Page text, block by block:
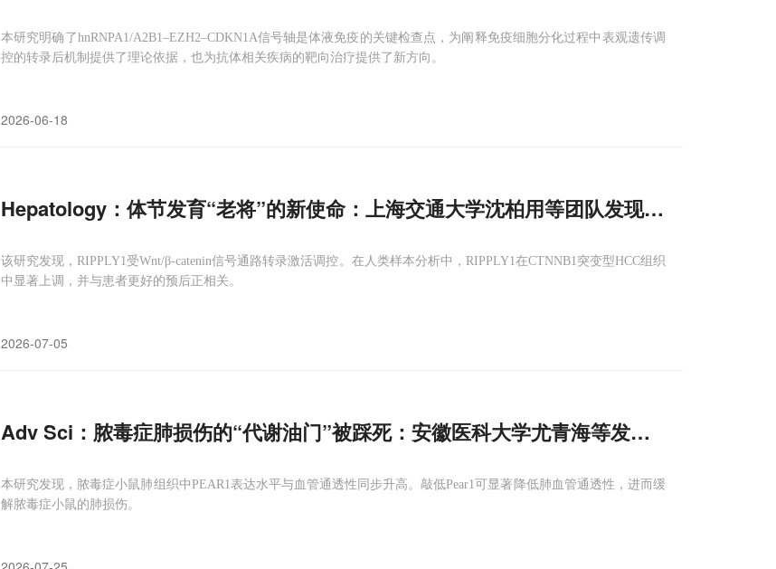
本研究明确了hnRNPA1/A2B1–EZH2–CDKN1A信号轴是体液免疫的关键检查点，为阐释免疫细胞分化过程中表观遗传调
控的转录后机制提供了理论依据，也为抗体相关疾病的靶向治疗提供了新方向。
2026-06-18
Hepatology：体节发育“老将”的新使命：上海交通大学沈柏用等团队发现RIPPLY
该研究发现，RIPPLY1受Wnt/β-catenin信号通路转录激活调控。在人类样本分析中，RIPPLY1在CTNNB1突变型HCC组织
中显著上调，并与患者更好的预后正相关。
2026-07-05
Adv Sci：脓毒症肺损伤的“代谢油门”被踩死：安徽医科大学尤青海等发现PEAR
本研究发现，脓毒症小鼠肺组织中PEAR1表达水平与血管通透性同步升高。敲低Pear1可显著降低肺血管通透性，进而缓
解脓毒症小鼠的肺损伤。